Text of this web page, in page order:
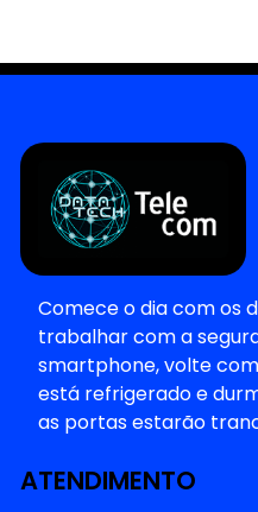
Comece o dia com os
trabalhar com a
smartphone, volte
está refrigerado e
as portas estarão
ATENDIMENTO